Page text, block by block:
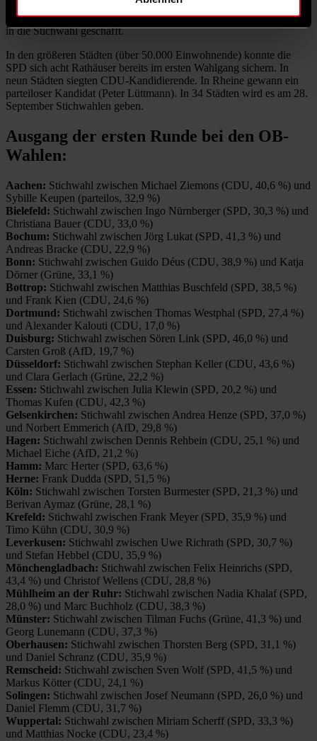
in der Städteregion Aachen bleibt es spannend, hier haben es SPD-
Kandidatin Janine Köster und Amtsinhaber Tim Grüttemeier (CDU)
in die Stichwahl geschafft.
In den größeren Städten (über 50.000 Einwohnende) konnte die
SPD sich acht Rathäuser bereits im ersten Wahlgang sichern. In
neun Städten siegten CDU-Kandidierende. In Rheine gewann ein
parteiloser Kandidat (Peter Lüttmann). In 34 Städten wird es am 28.
September Stichwahlen geben.
Ausgang der ersten Runde bei den OB-
Wahlen:
Aachen: Stichwahl zwischen Michael Ziemons (CDU, 40,6 %) und
Sybille Keupen (parteilos, 32,9 %)
Bielefeld: Stichwahl zwischen Ingo Nürnberger (SPD, 30,3 %) und
Christiana Bauer (CDU, 33,0 %)
Bochum: Stichwahl zwischen Jörg Lukat (SPD, 41,3 %) und
Andreas Bracke (CDU, 22,9 %)
Bonn: Stichwahl zwischen Guido Déus (CDU, 38,9 %) und Katja
Dörner (Grüne, 33,1 %)
Bottrop: Stichwahl zwischen Matthias Buschfeld (SPD, 38,5 %)
und Frank Kien (CDU, 24,6 %)
Dortmund: Stichwahl zwischen Thomas Westphal (SPD, 27,4 %)
und Alexander Kalouti (CDU, 17,0 %)
Duisburg: Stichwahl zwischen Sören Link (SPD, 46,0 %) und
Carsten Groß (AfD, 19,7 %)
Düsseldorf: Stichwahl zwischen Stephan Keller (CDU, 43,6 %)
und Clara Gerlach (Grüne, 22,2 %)
Essen: Stichwahl zwischen Julia Klewin (SPD, 20,2 %) und
Thomas Kufen (CDU, 42,3 %)
Gelsenkirchen: Stichwahl zwischen Andrea Henze (SPD, 37,0 %)
und Norbert Emmerich (AfD, 29,8 %)
Hagen: Stichwahl zwischen Dennis Rehbein (CDU, 25,1 %) und
Michael Eiche (AfD, 21,2 %)
Hamm: Marc Herter (SPD, 63,6 %)
Herne: Frank Dudda (SPD, 51,5 %)
Köln: Stichwahl zwischen Torsten Burmester (SPD, 21,3 %) und
Berivan Aymaz (Grüne, 28,1 %)
Krefeld: Stichwahl zwischen Frank Meyer (SPD, 35,9 %) und
Timo Kühn (CDU, 30,9 %)
Leverkusen: Stichwahl zwischen Uwe Richrath (SPD, 30,7 %)
und Stefan Hebbel (CDU, 35,9 %)
Mönchengladbach: Stichwahl zwischen Felix Heinrichs (SPD,
43,4 %) und Christof Wellens (CDU, 28,8 %)
Mühlheim an der Ruhr: Stichwahl zwischen Nadia Khalaf (SPD,
28,0 %) und Marc Buchholz (CDU, 38,3 %)
Münster: Stichwahl zwischen Tilman Fuchs (Grüne, 41,3 %) und
Georg Lunemann (CDU, 37,3 %)
Oberhausen: Stichwahl zwischen Thorsten Berg (SPD, 31,1 %)
und Daniel Schranz (CDU, 35,9 %)
Remscheid: Stichwahl zwischen Sven Wolf (SPD, 41,5 %) und
Markus Kötter (CDU, 24,1 %)
Solingen: Stichwahl zwischen Josef Neumann (SPD, 26,0 %) und
Daniel Flemm (CDU, 31,7 %)
Wuppertal: Stichwahl zwischen Miriam Scherff (SPD, 33,3 %)
und Matthias Nocke (CDU, 23,4 %)